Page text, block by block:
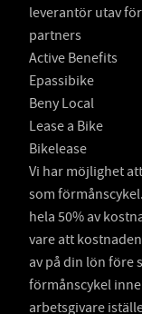
leverantör utav
partners
Active Benefits
Epassibike
Beny Local
Lease a Bike
Bikelease
Vi har möjlighet
som
hela 50% av
vare att
av på din lön före
förmånscykel
arbetsgivare